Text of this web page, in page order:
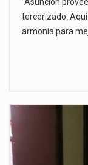
"Asunción
tercerizado.
armonía para